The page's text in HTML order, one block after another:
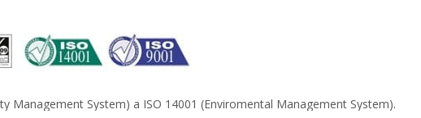
Management System) a ISO 14001 (Enviromental Management System).